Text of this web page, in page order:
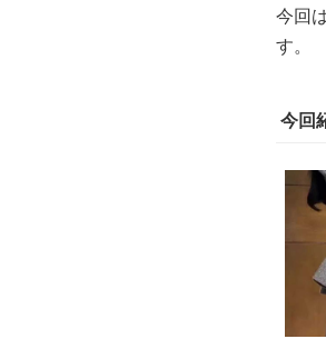
今回
す。
今回